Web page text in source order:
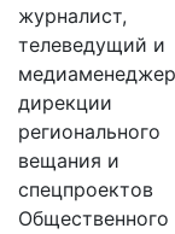
журналист,
телеведущий и
дирекции
регионального
вещания и
спецпроектов
Общественного